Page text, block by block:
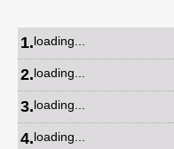
1.loading...
2.loading...
3.loading...
4.loading...